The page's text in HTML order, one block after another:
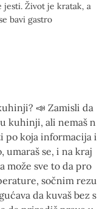
jesti. Život je kratak, a
bavi gastro